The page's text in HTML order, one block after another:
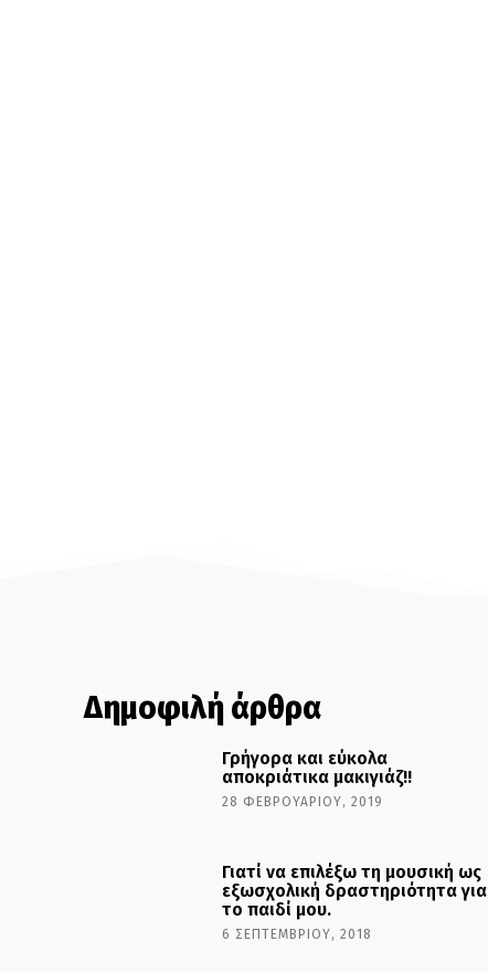
Δημοφιλή άρθρα
Γρήγορα και εύκολα
αποκριάτικα μακιγιάζ!!
28 ΦΕΒΡΟΥΑΡΊΟΥ, 2019
Γιατί να επιλέξω τη μουσική ως
εξωσχολική δραστηριότητα για
το παιδί μου.
6 ΣΕΠΤΕΜΒΡΊΟΥ, 2018